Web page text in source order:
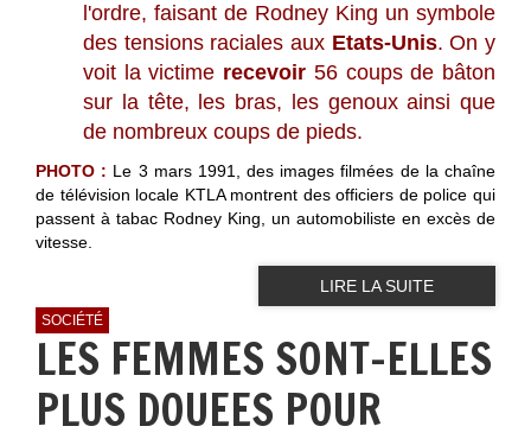
l'ordre, faisant de Rodney King un symbole
des tensions raciales aux Etats-Unis. On y
voit la victime recevoir 56 coups de bâton
sur la tête, les bras, les genoux ainsi que
de nombreux coups de pieds.
PHOTO : Le 3 mars 1991, des images filmées de la chaîne
de télévision locale KTLA montrent des officiers de police qui
passent à tabac Rodney King, un automobiliste en excès de
vitesse.
LIRE LA SUITE
SOCIÉTÉ
LES FEMMES SONT-ELLES
PLUS DOUEES POUR